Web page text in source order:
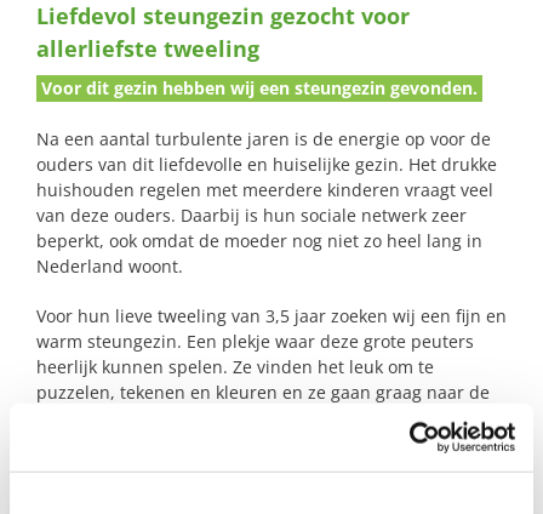
naar:
Liefdevol steungezin gezocht voor
allerliefste tweeling
Voor dit gezin hebben wij een steungezin gevonden.
Na een aantal turbulente jaren is de energie op voor de
ouders van dit liefdevolle en huiselijke gezin. Het drukke
huishouden regelen met meerdere kinderen vraagt veel
van deze ouders. Daarbij is hun sociale netwerk zeer
beperkt, ook omdat de moeder nog niet zo heel lang in
Nederland woont.
Voor hun lieve tweeling van 3,5 jaar zoeken wij een fijn en
warm steungezin. Een plekje waar deze grote peuters
heerlijk kunnen spelen. Ze vinden het leuk om te
puzzelen, tekenen en kleuren en ze gaan graag naar de
speeltuin om te schommelen en in de zandbak te spelen.